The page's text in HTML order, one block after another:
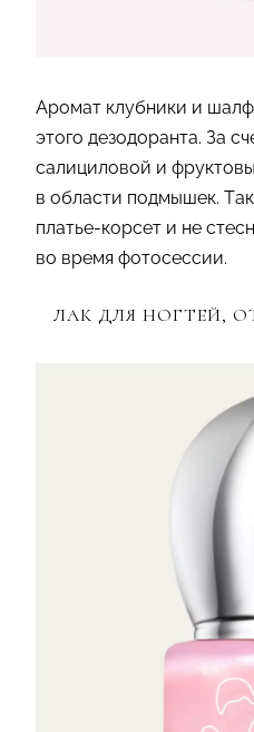
Аромат клубники и
этого дезодоранта. За
салициловой и
в области подмышек.
платье-корсет и не
во время фотосессии.
ЛАК ДЛЯ НОГТЕЙ,